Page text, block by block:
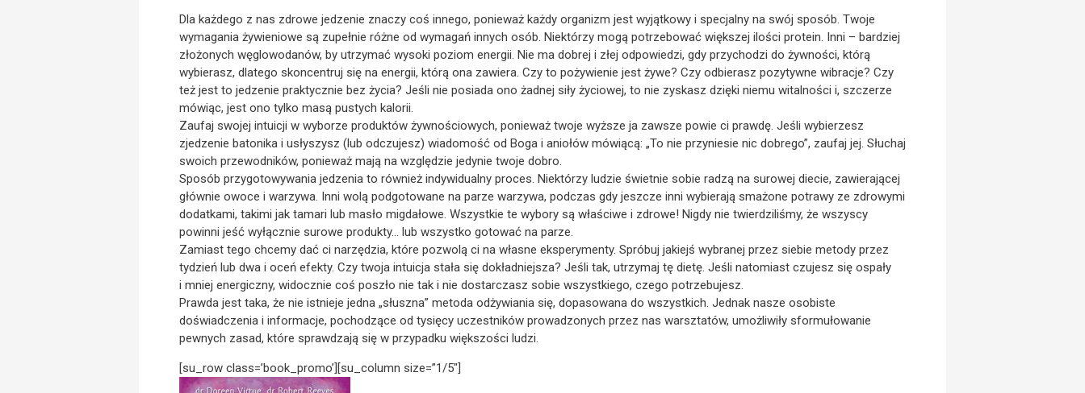
Dla każdego z nas zdrowe jedzenie znaczy coś innego, ponieważ każdy organizm jest wyjątkowy i specjalny na swój sposób. Twoje
wymagania żywieniowe są zupełnie różne od wymagań innych osób. Niektórzy mogą potrzebować większej ilości protein. Inni – bardziej
złożonych węglowodanów, by utrzymać wysoki poziom energii. Nie ma dobrej i złej odpowiedzi, gdy przychodzi do żywności, którą
wybierasz, dlatego skoncentruj się na energii, którą ona zawiera. Czy to pożywienie jest żywe? Czy odbierasz pozytywne wibracje? Czy
też jest to jedzenie praktycznie bez życia? Jeśli nie posiada ono żadnej siły życiowej, to nie zyskasz dzięki niemu witalności i, szczerze
mówiąc, jest ono tylko masą pustych kalorii.
Zaufaj swojej intuicji w wyborze produktów żywnościowych, ponieważ twoje wyższe ja zawsze powie ci prawdę. Jeśli wybierzesz
zjedzenie batonika i usłyszysz (lub odczujesz) wiadomość od Boga i aniołów mówiącą: „To nie przyniesie nic dobrego”, zaufaj jej. Słuchaj
swoich przewodników, ponieważ mają na względzie jedynie twoje dobro.
Sposób przygotowywania jedzenia to również indywidualny proces. Niektórzy ludzie świetnie sobie radzą na surowej diecie, zawierającej
głównie owoce i warzywa. Inni wolą podgotowane na parze warzywa, podczas gdy jeszcze inni wybierają smażone potrawy ze zdrowymi
dodatkami, takimi jak tamari lub masło migdałowe. Wszystkie te wybory są właściwe i zdrowe! Nigdy nie twierdziliśmy, że wszyscy
powinni jeść wyłącznie surowe produkty… lub wszystko gotować na parze.
Zamiast tego chcemy dać ci narzędzia, które pozwolą ci na własne eksperymenty. Spróbuj jakiejś wybranej przez siebie metody przez
tydzień lub dwa i oceń efekty. Czy twoja intuicja stała się dokładniejsza? Jeśli tak, utrzymaj tę dietę. Jeśli natomiast czujesz się ospały
i mniej energiczny, widocznie coś poszło nie tak i nie dostarczasz sobie wszystkiego, czego potrzebujesz.
Prawda jest taka, że nie istnieje jedna „słuszna” metoda odżywiania się, dopasowana do wszystkich. Jednak nasze osobiste
doświadczenia i informacje, pochodzące od tysięcy uczestników prowadzonych przez nas warsztatów, umożliwiły sformułowanie
pewnych zasad, które sprawdzają się w przypadku większości ludzi.
[su_row class=’book_promo’][su_column size=”1/5″]